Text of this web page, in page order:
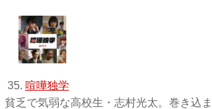
35. 喧嘩独学
貧乏で気弱な高校生・志村光太。巻き込